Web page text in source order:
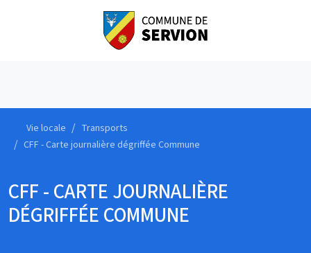
Vie locale
Transports
CFF - Carte journalière dégriffée Commune
CFF - CARTE JOURNALIÈRE
DÉGRIFFÉE COMMUNE